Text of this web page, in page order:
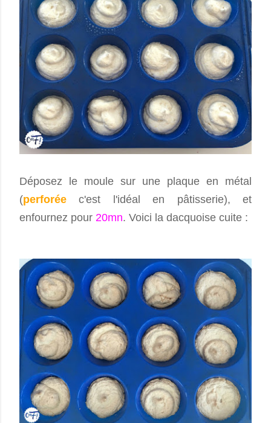
Déposez le moule sur une plaque en métal
(perforée
c'est l'idéal en pâtisserie), et
enfournez pour 20mn. Voici la dacquoise cuite :